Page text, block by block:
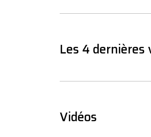
Les 4 dernières
Vidéos